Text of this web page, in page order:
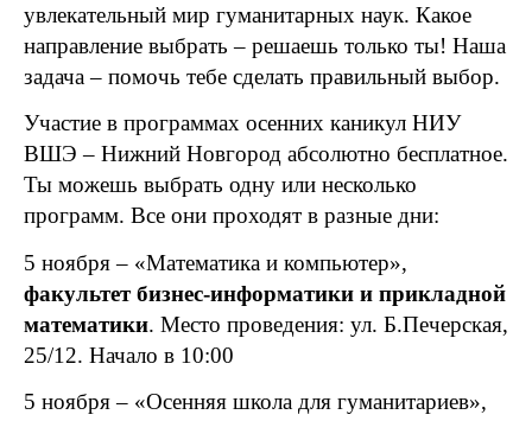
увлекательный мир гуманитарных наук. Какое
направление выбрать – решаешь только ты! Наша
задача – помочь тебе сделать правильный выбор.
Участие в программах осенних каникул НИУ
ВШЭ – Нижний Новгород абсолютно бесплатное.
Ты можешь выбрать одну или несколько
программ. Все они проходят в разные дни:
5 ноября – «Математика и компьютер»,
факультет бизнес-информатики и прикладной
математики. Место проведения: ул. Б.Печерская,
25/12. Начало в 10:00
5 ноября – «Осенняя школа для гуманитариев»,